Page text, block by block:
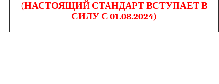
(НАСТОЯЩИЙ СТАНДАРТ ВСТУПАЕТ В
СИЛУ С 01.08.2024)